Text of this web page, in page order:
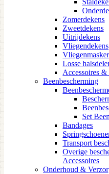
Zomerdekens
Zweetdekens
Uitrijdekens
Vliegendekens
Losse
Accessoires &
Beenbescherming
Set
Bandages
Transport
Overige
Accessoires
Onderhoud &